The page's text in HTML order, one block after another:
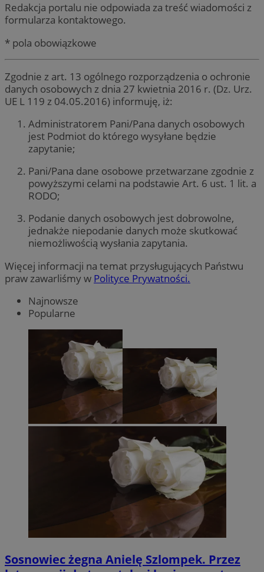
Redakcja portalu nie odpowiada za treść wiadomości z
formularza kontaktowego.
* pola obowiązkowe
Zgodnie z art. 13 ogólnego rozporządzenia o ochronie
danych osobowych z dnia 27 kwietnia 2016 r. (Dz. Urz.
UE L 119 z 04.05.2016) informuję, iż:
Administratorem Pani/Pana danych osobowych
jest Podmiot do którego wysyłane będzie
zapytanie;
Pani/Pana dane osobowe przetwarzane zgodnie z
powyższymi celami na podstawie Art. 6 ust. 1 lit. a
RODO;
Podanie danych osobowych jest dobrowolne,
jednakże niepodanie danych może skutkować
niemożliwością wysłania zapytania.
Więcej informacji na temat przysługujących Państwu
praw zawarliśmy w Polityce Prywatności.
Najnowsze
Popularne
Sosnowiec żegna Anielę Szlompek. Przez